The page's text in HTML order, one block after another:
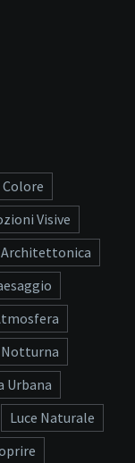
Visive
Urbana
Luce Naturale